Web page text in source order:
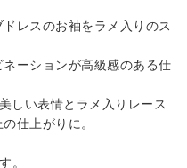
レスのお袖をラメ入りのス
ーションが高級感のある仕
しい表情とラメ入りレース
仕上がりに。
。